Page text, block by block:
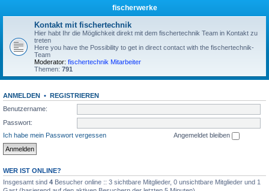
fischerwerke
Kontakt mit fischertechnik
Hier habt Ihr die Möglichkeit direkt mit dem fischertechnik Team in Kontakt zu
treten
Here you have the Possibility to get in direct contact with the fischertechnik-
Team
Moderator: fischertechnik Mitarbeiter
Themen: 791
ANMELDEN • REGISTRIEREN
Benutzername:
Passwort:
Ich habe mein Passwort vergessen
Angemeldet bleiben
WER IST ONLINE?
Insgesamt sind 4 Besucher online :: 3 sichtbare Mitglieder, 0 unsichtbare Mitglieder und 1